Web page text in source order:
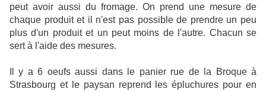
peut avoir aussi du fromage. On prend une mesure de
chaque produit et il n'est pas possible de prendre un peu
plus d'un produit et un peut moins de l'autre. Chacun se
sert à l'aide des mesures.
Il y a 6 oeufs aussi dans le panier rue de la Broque à
Strasbourg et le paysan reprend les épluchures pour en